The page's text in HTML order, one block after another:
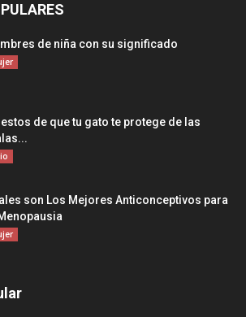
de niña con su significado
de que tu gato te protege de las
son Los Mejores Anticonceptivos para